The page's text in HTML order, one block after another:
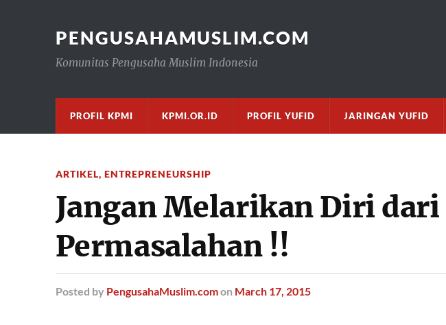
PENGUSAHAMUSLIM.COM
Komunitas Pengusaha Muslim Indonesia
PROFIL KPMI KPMI.OR.ID PROFIL YUFID JARINGAN YUFID
ARTIKEL, ENTREPRENEURSHIP
Jangan Melarikan Diri dari
Permasalahan !!
Posted by PengusahaMuslim.comon March 17, 2015